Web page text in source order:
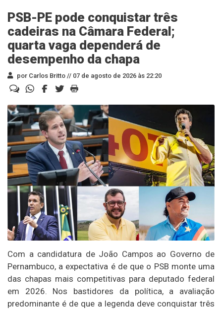
PSB-PE pode conquistar três
cadeiras na Câmara Federal;
quarta vaga dependerá de
desempenho da chapa
por Carlos Britto // 07 de agosto de 2026 às 22:20
Com a candidatura de João Campos ao Governo de
Pernambuco, a expectativa é de que o PSB monte uma
das chapas mais competitivas para deputado federal
em 2026. Nos bastidores da política, a avaliação
predominante é de que a legenda deve conquistar três